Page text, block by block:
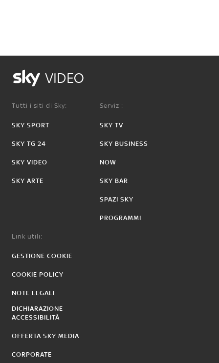
VIDEO
Tutti i siti di Sky:
SKY SPORT
SKY TG 24
SKY VIDEO
SKY ARTE
Servizi:
SKY TV
SKY BUSINESS
NOW
SKY BAR
SPAZI SKY
PROGRAMMI
Link utili:
GESTIONE COOKIE
COOKIE POLICY
NOTE LEGALI
DICHIARAZIONE
ACCESSIBILITÀ
OFFERTA SKY MEDIA
CORPORATE